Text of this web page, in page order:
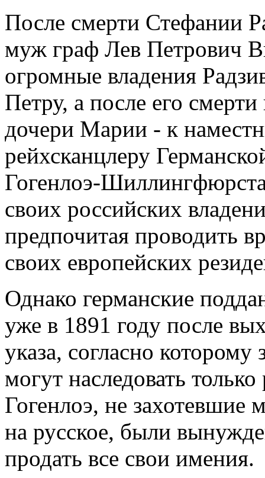
После смерти Стефании
муж граф Лев Петрович
огромные владения
Петру, а после его
дочери Марии - к
рейхсканцлеру
Гогенлоэ-
своих российских
предпочитая проводить
своих европейских
Однако германские
уже в 1891 году после
указа, согласно
могут наследовать
Гогенлоэ, не захотевшие
на русское, были
продать все свои имения.